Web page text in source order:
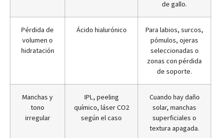
de gallo.
Pérdida de
volumen o
hidratación
Ácido hialurónico
Para labios, surcos,
pómulos, ojeras
seleccionadas o
zonas con pérdida
de soporte.
Manchas y
tono
irregular
IPL, peeling
químico, láser CO2
según el caso
Cuando hay daño
solar, manchas
superficiales o
textura apagada.